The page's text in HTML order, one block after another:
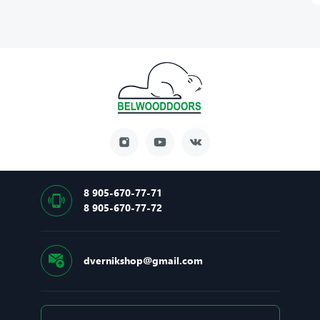
8 905-670-77-71
8 905-670-77-72
dvernikshop@gmail.com